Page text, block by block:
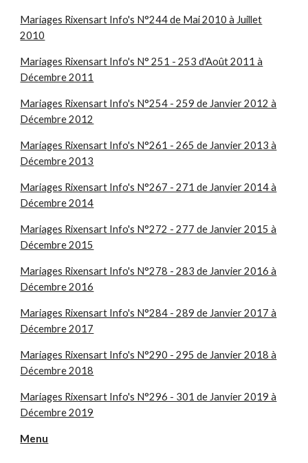
Mariages Rixensart Info's N°244 de Mai 2010 à Juillet
2010
Mariages Rixensart Info's N° 251 - 253 d'Août 2011 à
Décembre 2011
Mariages Rixensart Info's N°254 - 259 de Janvier 2012 à
Décembre 2012
Mariages Rixensart Info's N°261 - 265 de Janvier 2013 à
Décembre 2013
Mariages Rixensart Info's N°267 - 271 de Janvier 2014 à
Décembre 2014
Mariages Rixensart Info's N°272 - 277 de Janvier 2015 à
Décembre 2015
Mariages Rixensart Info's N°278 - 283 de Janvier 2016 à
Décembre 2016
Mariages Rixensart Info's N°284 - 289 de Janvier 2017 à
Décembre 2017
Mariages Rixensart Info's N°290 - 295 de Janvier 2018 à
Décembre 2018
Mariages Rixensart Info's N°296 - 301 de Janvier 2019 à
Décembre 2019
Menu